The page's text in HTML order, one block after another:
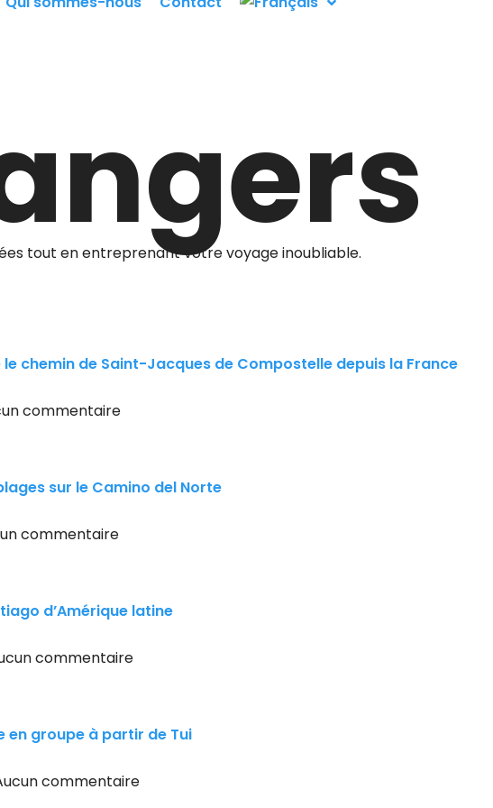
tout en entreprenant votre voyage inoubliable.
chemin de Saint-Jacques de Compostelle depuis la France
commentaire
sur le Camino del Norte
commentaire
d’Amérique latine
commentaire
en groupe à partir de Tui
commentaire